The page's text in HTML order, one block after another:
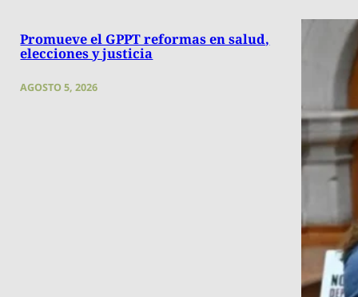
Promueve el GPPT reformas en salud,
elecciones y justicia
AGOSTO 5, 2026